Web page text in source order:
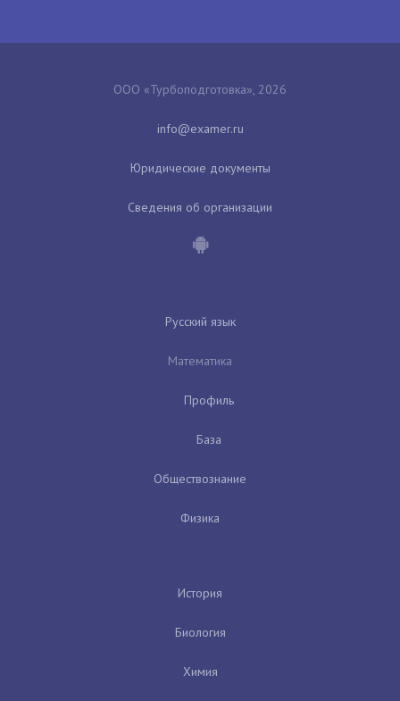
ООО «Турбоподготовка», 2026
Юридические документы
Сведения об организации
Русский язык
Математика
Профиль
База
Обществознание
Физика
История
Биология
Химия